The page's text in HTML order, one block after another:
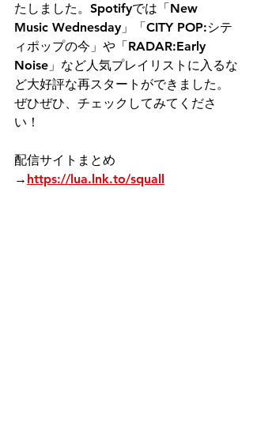
たしました。Spotifyでは「New
Music Wednesday」「CITY POP:シテ
ィポップの今」や「RADAR:Early
Noise」など人気プレイリストに入るな
ど大好評な再スタートができました。
ぜひぜひ、チェックしてみてくださ
い！
配信サイトまとめ
→ https://lua.lnk.to/squall